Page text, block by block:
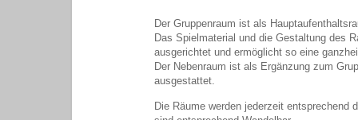
Der Gruppenraum ist als
Das Spielmaterial und die Gestaltung des
ausgerichtet und ermöglicht so eine
Der Nebenraum ist als Ergänzung zum
ausgestattet.
Die Räume werden jederzeit entsprechend